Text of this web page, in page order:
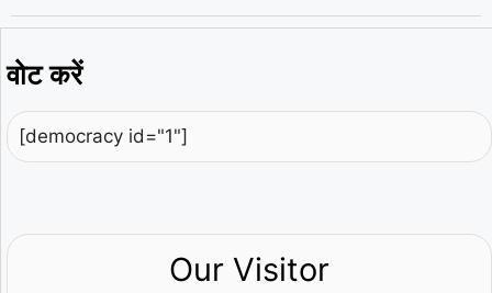
वोट करें
[democracy id="1"]
Our Visitor